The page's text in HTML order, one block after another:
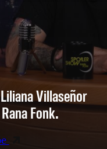
Villaseñor
Fonk.